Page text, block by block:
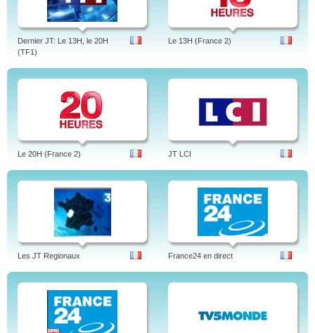
Dernier JT: Le 13H, le 20H
(TF1)
Le 13H (France 2)
Le 20H (France 2) JT LCI
Les JT Regionaux France24 en direct